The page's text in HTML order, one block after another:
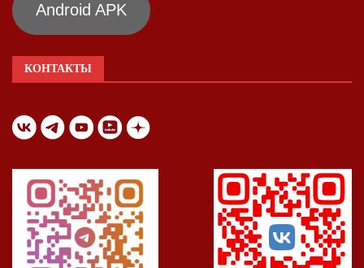
Android APK
КОНТАКТЫ